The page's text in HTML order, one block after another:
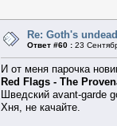
Re: Goth's undead
Ответ #60 : 23
И от меня парочка
Red Flags - The
Шведский avant-garde
Хня, не качайте.